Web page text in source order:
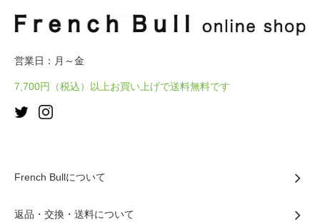
営業日：月～金
7,700円（税込）以上お買い上げで送料無料です
French Bullについて
返品・交換・送料について